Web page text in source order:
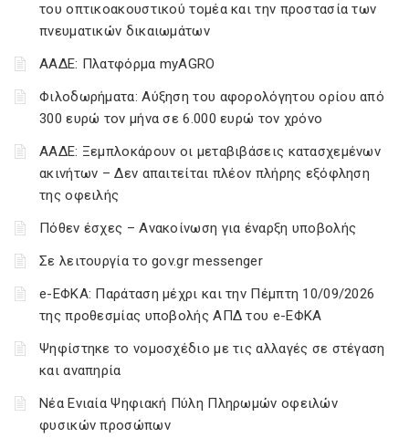
του οπτικοακουστικού τομέα και την προστασία των
πνευματικών δικαιωμάτων
ΑΑΔΕ: Πλατφόρμα myAGRO
Φιλοδωρήματα: Αύξηση του αφορολόγητου ορίου από
300 ευρώ τον μήνα σε 6.000 ευρώ τον χρόνο
ΑΑΔΕ: Ξεμπλοκάρουν οι μεταβιβάσεις κατασχεμένων
ακινήτων – Δεν απαιτείται πλέον πλήρης εξόφληση
της οφειλής
Πόθεν έσχες – Ανακοίνωση για έναρξη υποβολής
Σε λειτουργία το gov.gr messenger
e-ΕΦΚΑ: Παράταση μέχρι και την Πέμπτη 10/09/2026
της προθεσμίας υποβολής ΑΠΔ του e-ΕΦΚΑ
Ψηφίστηκε το νομοσχέδιο με τις αλλαγές σε στέγαση
και αναπηρία
Νέα Ενιαία Ψηφιακή Πύλη Πληρωμών οφειλών
φυσικών προσώπων